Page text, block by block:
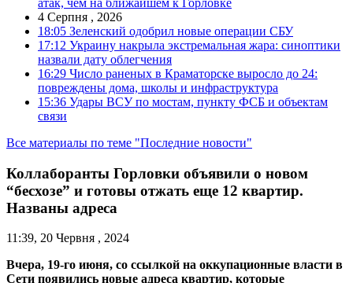
4 Серпня , 2026
18:05 Зеленский одобрил новые операции СБУ
17:12 Украину накрыла экстремальная жара: синоптики
назвали дату облегчения
16:29 Число раненых в Краматорске выросло до 24:
повреждены дома, школы и инфраструктура
15:36 Удары ВСУ по мостам, пункту ФСБ и объектам
связи
Все материалы по теме "Последние новости"
Коллаборанты Горловки объявили о новом
“бесхозе” и готовы отжать еще 12 квартир.
Названы адреса
11:39, 20 Червня , 2024
Вчера, 19-го июня, со ссылкой на оккупационные власти в
Сети появились новые адреса квартир, которые